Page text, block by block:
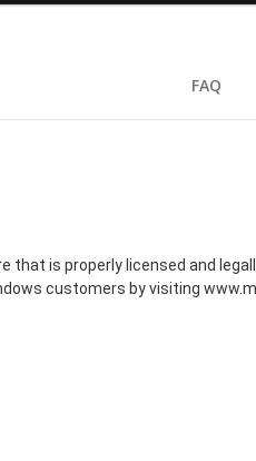
FAQ
that is properly licensed and
customers by visiting